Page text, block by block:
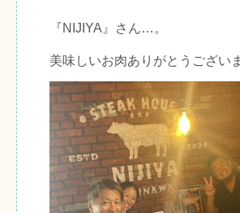
『NIJIYA』さん…。
美味しいお肉ありがとうござい